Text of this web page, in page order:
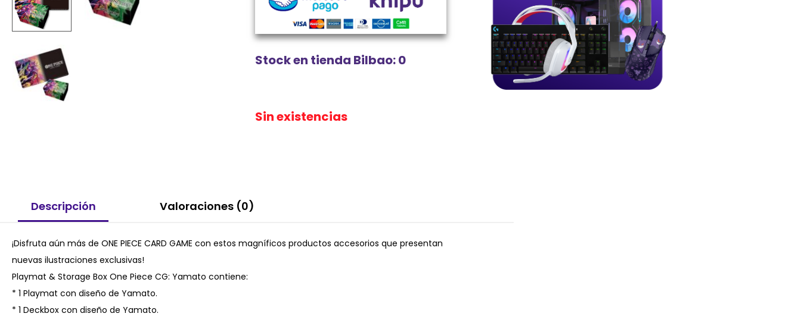
Stock en tienda Bilbao: 0
Sin existencias
Descripción Valoraciones (0)
¡Disfruta aún más de ONE PIECE CARD GAME con estos magníficos productos accesorios que presentan
nuevas ilustraciones exclusivas!
Playmat & Storage Box One Piece CG: Yamato contiene:
* 1 Playmat con diseño de Yamato.
* 1 Deckbox con diseño de Yamato.